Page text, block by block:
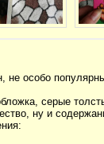
не особо
серые
ну и